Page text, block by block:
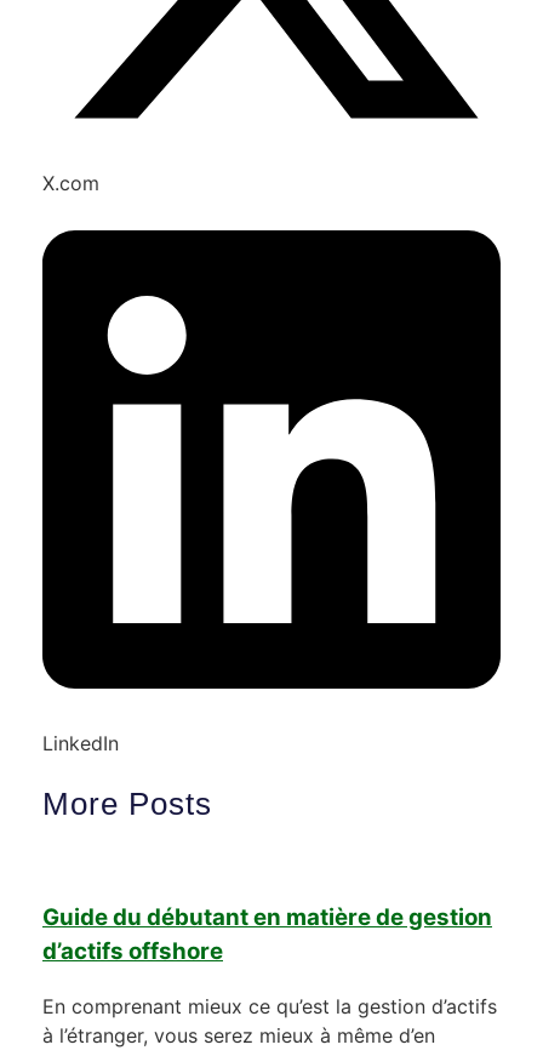
X.com
LinkedIn
More Posts
Guide du débutant en matière de gestion
d’actifs offshore
En comprenant mieux ce qu’est la gestion d’actifs
à l’étranger, vous serez mieux à même d’en